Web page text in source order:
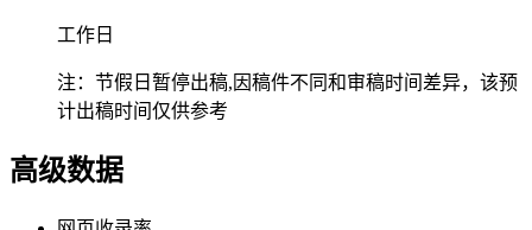
工作日
注：节假日暂停出稿,因稿件不同和审稿时间差异，该预
计出稿时间仅供参考
高级数据